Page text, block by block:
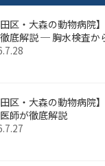
田区・大森の動物病院
底解説 ─ 胸水検査か
田区・大森の動物病院
師が徹底解説